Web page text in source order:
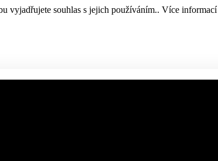
vyjadřujete souhlas s jejich používáním.. Více informací